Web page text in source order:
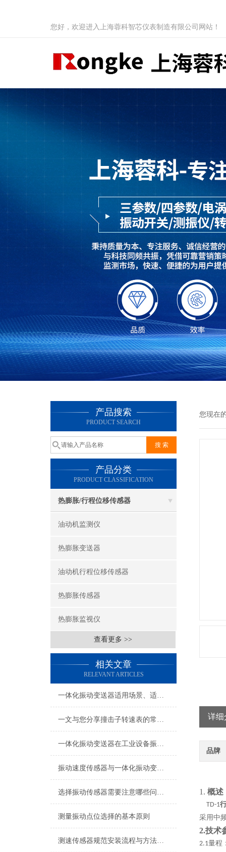
您好，欢迎进入上海蓉科智芯仪表制造有限公司网站！
产品搜索
PRODUCT SEARCH
产品分类
PRODUCT CLASSIFICATION
热膨胀/行程位移传感器
油动机监测仪
热膨胀变送器
油动机行程位移传感器
热膨胀传感器
热膨胀监视仪
查看更多 >>
相关文章
RELEVANT ARTICLES
一体化振动变送器适用场景、适用设备及安装位置详解
一文与您分享撞击子转速表的常见问题相应解决方法
一体化振动变送器在工业设备振动监测中的应用技术解析
振动速度传感器与一体化振动变送器现场工况适配及应用用途
选择振动传感器需要注意哪些问题？
测量振动点位选择的基本原则
测速传感器规范安装流程与方法详解
您现在
详细
品牌
1. 概述
TD-1
采用中
2.技术
2.1量程